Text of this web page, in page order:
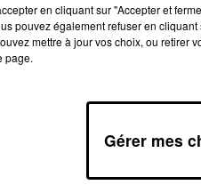
À 06H44
en cliquant sur "Accepter et
pouvez également refuser en
mettre à jour vos choix, ou retirer
page.
Gérer mes